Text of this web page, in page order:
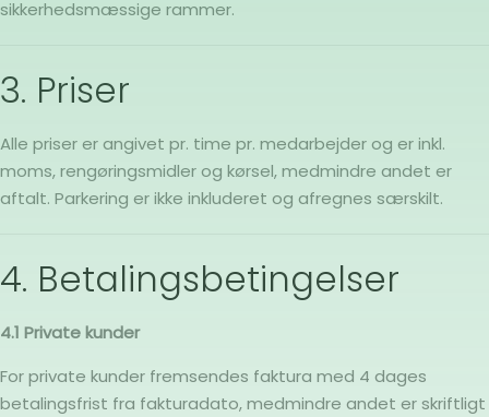
sikkerhedsmæssige rammer.
3. Priser
Alle priser er angivet pr. time pr. medarbejder og er inkl.
moms, rengøringsmidler og kørsel, medmindre andet er
aftalt. Parkering er ikke inkluderet og afregnes særskilt.
4. Betalingsbetingelser
4.1 Private kunder
For private kunder fremsendes faktura med 4 dages
betalingsfrist fra fakturadato, medmindre andet er skriftligt